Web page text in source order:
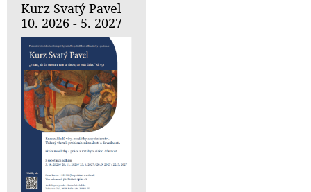
Kurz Svatý Pavel
10. 2026 - 5. 2027